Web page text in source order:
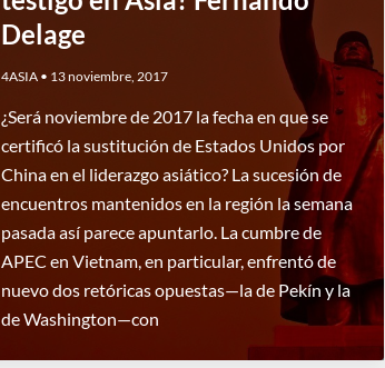
Delage
4ASIA • 13 noviembre, 2017
¿Será noviembre de 2017 la fecha en que se
certificó la sustitución de Estados Unidos por
China en el liderazgo asiático? La sucesión de
encuentros mantenidos en la región la semana
pasada así parece apuntarlo. La cumbre de
APEC en Vietnam, en particular, enfrentó de
nuevo dos retóricas opuestas—la de Pekín y la
de Washington—con